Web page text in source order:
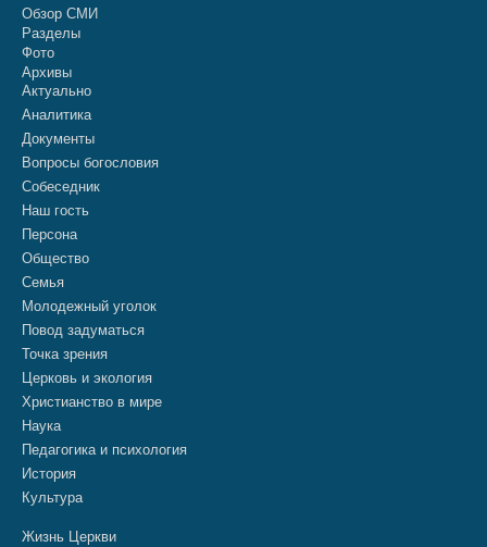
Обзор СМИ
Разделы
Фото
Архивы
Актуально
Аналитика
Документы
Вопросы богословия
Собеседник
Наш гость
Персона
Общество
Семья
Молодежный уголок
Повод задуматься
Точка зрения
Церковь и экология
Христианство в мире
Наука
Педагогика и психология
История
Культура
Жизнь Церкви